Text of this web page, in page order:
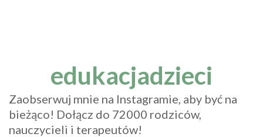
edukacjadzieci
Zaobserwuj mnie na Instagramie, aby być na
bieżąco! Dołącz do 72000 rodziców,
nauczycieli i terapeutów!